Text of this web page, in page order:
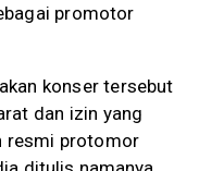
promotor
konser tersebut
dan izin yang
resmi protomor